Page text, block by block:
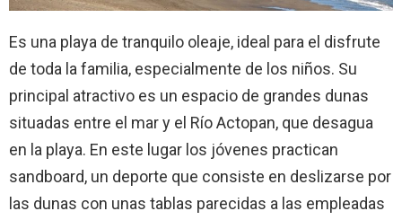
Es una playa de tranquilo oleaje, ideal para el disfrute
de toda la familia, especialmente de los niños. Su
principal atractivo es un espacio de grandes dunas
situadas entre el mar y el Río Actopan, que desagua
en la playa. En este lugar los jóvenes practican
sandboard, un deporte que consiste en deslizarse por
las dunas con unas tablas parecidas a las empleadas